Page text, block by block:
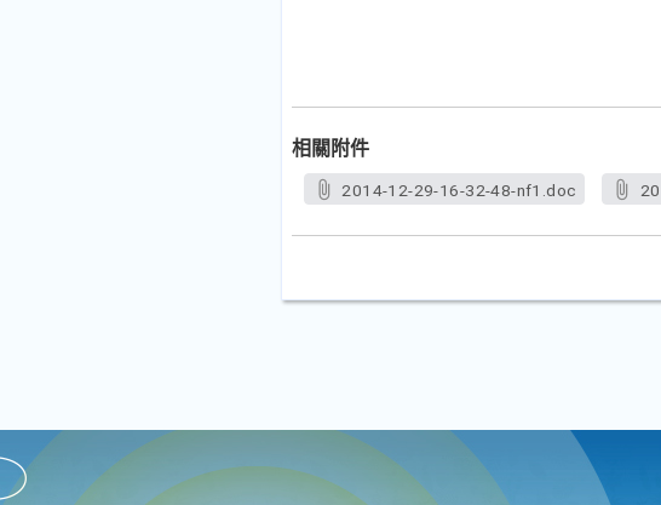
相關附件
2014-12-29-16-32-48-nf1.doc